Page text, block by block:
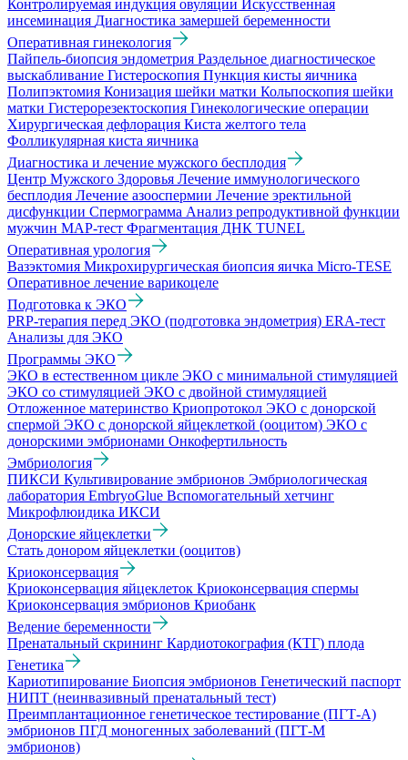
Контролируемая индукция овуляции Искусственная
инсеминация Диагностика замершей беременности
Оперативная гинекология
Пайпель-биопсия эндометрия Раздельное диагностическое
выскабливание Гистероскопия Пункция кисты яичника
Полипэктомия Конизация шейки матки Кольпоскопия шейки
матки Гистерорезектоскопия Гинекологические операции
Хирургическая дефлорация Киста желтого тела
Фолликулярная киста яичника
Диагностика и лечение мужского бесплодия
Центр Мужского Здоровья Лечение иммунологического
бесплодия Лечение азооспермии Лечение эректильной
дисфункции Спермограмма Анализ репродуктивной функции
мужчин МАР-тест Фрагментация ДНК TUNEL
Оперативная урология
Вазэктомия Микрохирургическая биопсия яичка Micro-TESE
Оперативное лечение варикоцеле
Подготовка к ЭКО
PRP-терапия перед ЭКО (подготовка эндометрия) ERA-тест
Анализы для ЭКО
Программы ЭКО
ЭКО в естественном цикле ЭКО с минимальной стимуляцией
ЭКО со стимуляцией ЭКО с двойной стимуляцией
Отложенное материнство Криопротокол ЭКО с донорской
спермой ЭКО с донорской яйцеклеткой (ооцитом) ЭКО с
донорскими эмбрионами Онкофертильность
Эмбриология
ПИКСИ Культивирование эмбрионов Эмбриологическая
лаборатория EmbryoGlue Вспомогательный хетчинг
Микрофлюидика ИКСИ
Донорские яйцеклетки
Стать донором яйцеклетки (ооцитов)
Криоконсервация
Криоконсервация яйцеклеток Криоконсервация спермы
Криоконсервация эмбрионов Криобанк
Ведение беременности
Пренатальный скрининг Кардиотокография (КТГ) плода
Генетика
Кариотипирование Биопсия эмбрионов Генетический паспорт
НИПТ (неинвазивный пренатальный тест)
Преимплантационное генетическое тестирование (ПГТ-А)
эмбрионов ПГД моногенных заболеваний (ПГТ-М
эмбрионов)